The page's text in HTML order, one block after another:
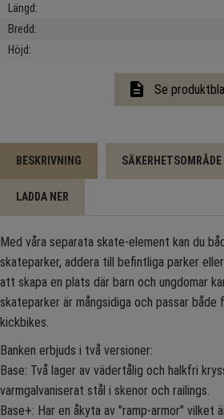
Längd
Bredd
Höjd
description Se
BESKRIVNING SÄKERHETSOMRÅDE
LADDA NER
Med våra separata skate-element kan du
skateparker, addera till befintliga parker
att skapa en plats där barn och ungdomar
skateparker är mångsidiga och passar
kickbikes.
Banken erbjuds i två versioner:
Base: Två lager av vädertålig och halkfri
varmgalvaniserat stål i skenor och railings.
Base+: Har en åkyta av "ramp-armor" vilket